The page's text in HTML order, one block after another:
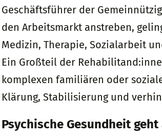
Geschäftsführer der
den Arbeitsmarkt anstreben,
Medizin, Therapie, Sozialarbeit
Ein Großteil der
komplexen familiären oder
Klärung, Stabilisierung und
Psychische Gesundheit